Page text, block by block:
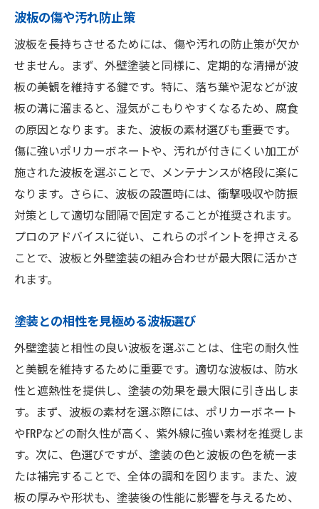
波板の傷や汚れ防止策
波板を長持ちさせるためには、傷や汚れの防止策が欠か
せません。まず、外壁塗装と同様に、定期的な清掃が波
板の美観を維持する鍵です。特に、落ち葉や泥などが波
板の溝に溜まると、湿気がこもりやすくなるため、腐食
の原因となります。また、波板の素材選びも重要です。
傷に強いポリカーボネートや、汚れが付きにくい加工が
施された波板を選ぶことで、メンテナンスが格段に楽に
なります。さらに、波板の設置時には、衝撃吸収や防振
対策として適切な間隔で固定することが推奨されます。
プロのアドバイスに従い、これらのポイントを押さえる
ことで、波板と外壁塗装の組み合わせが最大限に活かさ
れます。
塗装との相性を見極める波板選び
外壁塗装と相性の良い波板を選ぶことは、住宅の耐久性
と美観を維持するために重要です。適切な波板は、防水
性と遮熱性を提供し、塗装の効果を最大限に引き出しま
す。まず、波板の素材を選ぶ際には、ポリカーボネート
やFRPなどの耐久性が高く、紫外線に強い素材を推奨しま
す。次に、色選びですが、塗装の色と波板の色を統一ま
たは補完することで、全体の調和を図ります。また、波
板の厚みや形状も、塗装後の性能に影響を与えるため、